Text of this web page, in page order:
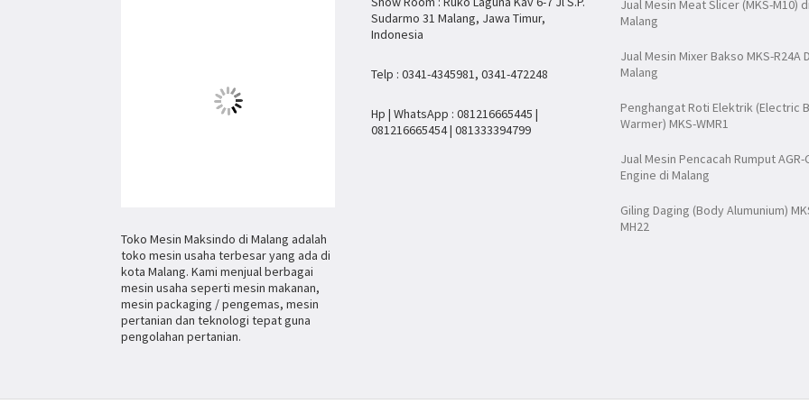
Toko Mesin Maksindo di Malang adalah
toko mesin usaha terbesar yang ada di
kota Malang. Kami menjual berbagai
mesin usaha seperti mesin makanan,
mesin packaging / pengemas, mesin
pertanian dan teknologi tepat guna
pengolahan pertanian.
Sudarmo 31 Malang, Jawa Timur,
Indonesia
Telp : 0341-4345981, 0341-472248
Hp | WhatsApp : 081216665445 |
081216665454 | 081333394799
Jual Mesin Meat Slicer (MKS-M10) di
Malang
Jual Mesin Mixer Bakso MKS-R24A
Malang
Penghangat Roti Elektrik (Electric
Warmer) MKS-WMR1
Jual Mesin Pencacah Rumput AGR-
Engine di Malang
Giling Daging (Body Alumunium)
MH22